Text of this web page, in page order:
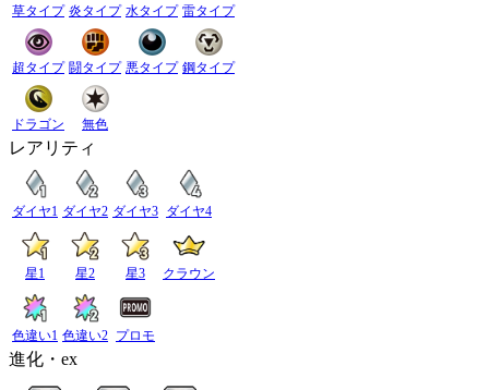
草タイプ 炎タイプ 水タイプ 雷タイプ
超タイプ 闘タイプ 悪タイプ 鋼タイプ
ドラゴン 無色
レアリティ
ダイヤ1 ダイヤ2 ダイヤ3 ダイヤ4
星1 星2 星3 クラウン
色違い1 色違い2 プロモ
進化・ex